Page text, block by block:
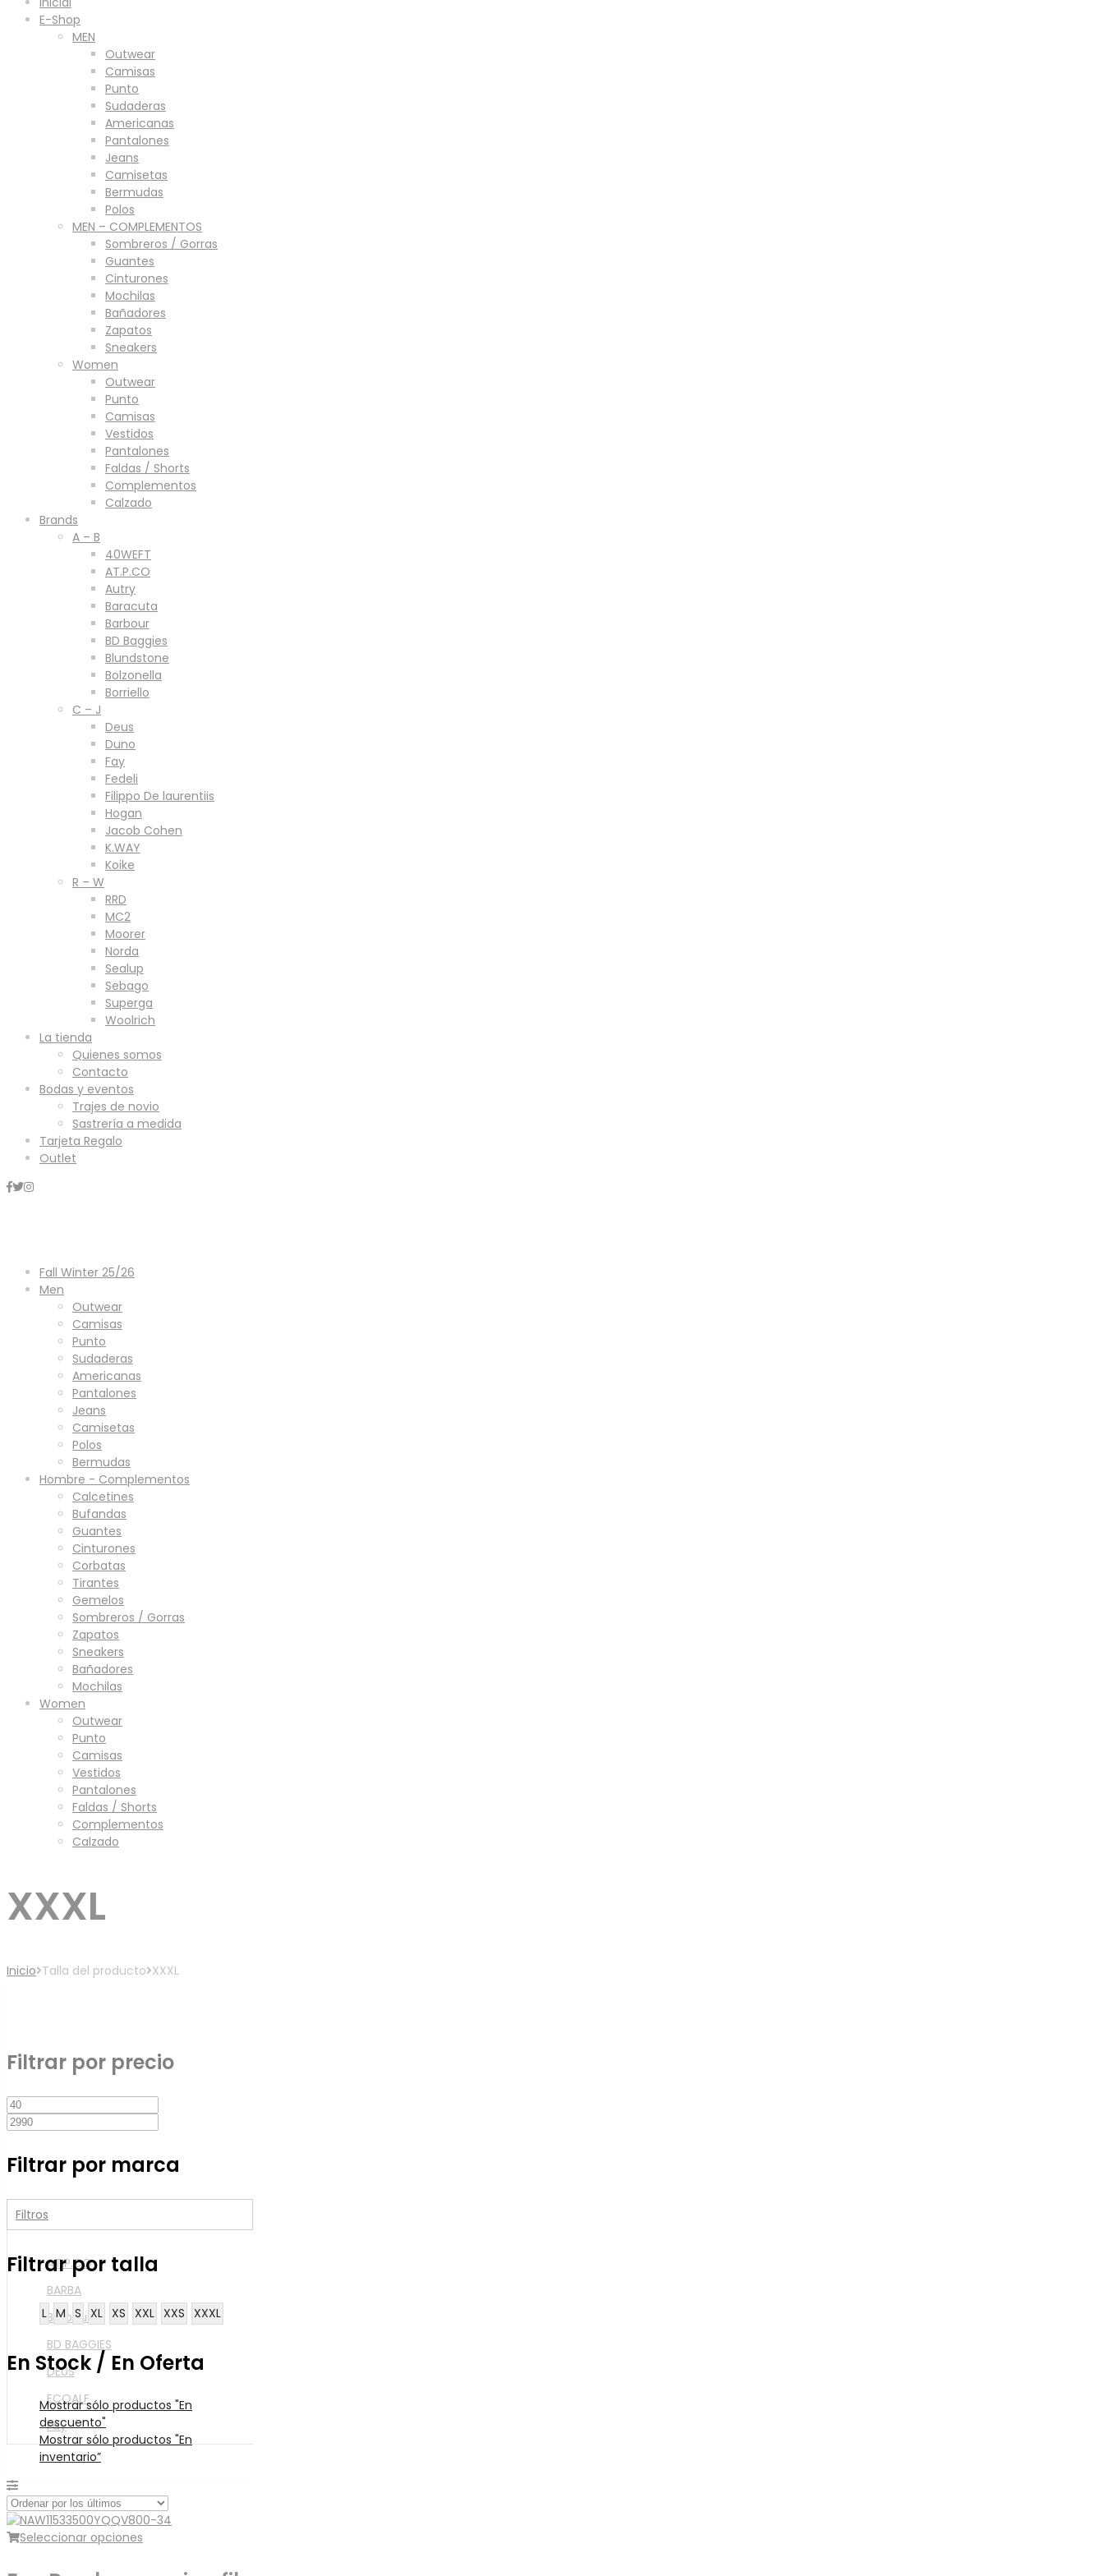
E-Shop
MEN
Outwear
Camisas
Punto
Sudaderas
Americanas
Pantalones
Jeans
Camisetas
Bermudas
Polos
MEN – COMPLEMENTOS
Sombreros / Gorras
Guantes
Cinturones
Mochilas
Bañadores
Zapatos
Sneakers
Women
Outwear
Punto
Camisas
Vestidos
Pantalones
Faldas / Shorts
Complementos
Calzado
Brands
A – B
40WEFT
AT.P.CO
Autry
Baracuta
Barbour
BD Baggies
Blundstone
Bolzonella
Borriello
C – J
Deus
Duno
Fay
Fedeli
Filippo De laurentiis
Hogan
Jacob Cohen
K.WAY
Koike
R – W
RRD
MC2
Moorer
Norda
Sealup
Sebago
Superga
Woolrich
La tienda
Quienes somos
Contacto
Bodas y eventos
Trajes de novio
Sastrería a medida
Tarjeta Regalo
Outlet
Fall Winter 25/26
Men
Outwear
Camisas
Punto
Sudaderas
Americanas
Pantalones
Jeans
Camisetas
Polos
Bermudas
Hombre - Complementos
Calcetines
Bufandas
Guantes
Cinturones
Corbatas
Tirantes
Gemelos
Sombreros / Gorras
Zapatos
Sneakers
Bañadores
Mochilas
Women
Outwear
Punto
Camisas
Vestidos
Pantalones
Faldas / Shorts
Complementos
Calzado
XXXL
Inicio Talla del producto XXXL
Filtrar por precio
Precio
mínimo
Filtrar por marca
Filtros
AT.P.CO
BARBA
Barbour
BD BAGGIES
DEUS
ECOALF
Fay
Fedeli
KOIKE
KWAY
Filtrar por talla
L M S XL XS XXL XXS XXXL
En Stock / En Oferta
Mostrar sólo productos "En
descuento"
Mostrar sólo productos "En
inventario”
Seleccionar opciones